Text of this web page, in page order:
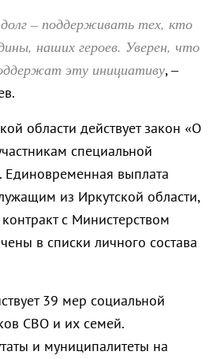
– поддерживать тех, кто
наших героев. Уверен, что
эту инициативу, –
области действует закон «О
специальной
выплата
из Иркутской области,
с Министерством
в списки личного состава
39 мер социальной
СВО и их семей.
и муниципалитеты на